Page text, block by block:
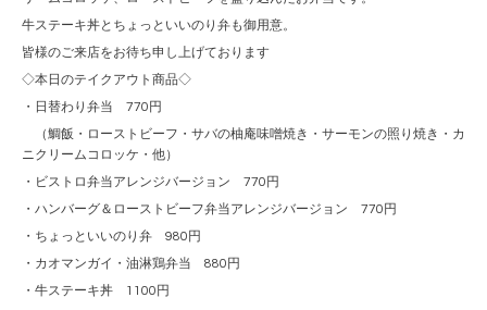
牛ステーキ丼とちょっといいのり弁も御用意。
皆様のご来店をお待ち申し上げております
◇本日のテイクアウト商品◇
・日替わり弁当 770円
（鯛飯・ローストビーフ・サバの柚庵味噌焼き・サーモンの照り焼き・カ
ニクリームコロッケ・他）
・ビストロ弁当アレンジバージョン 770円
・ハンバーグ＆ローストビーフ弁当アレンジバージョン 770円
・ちょっといいのり弁 980円
・カオマンガイ・油淋鶏弁当 880円
・牛ステーキ丼 1100円